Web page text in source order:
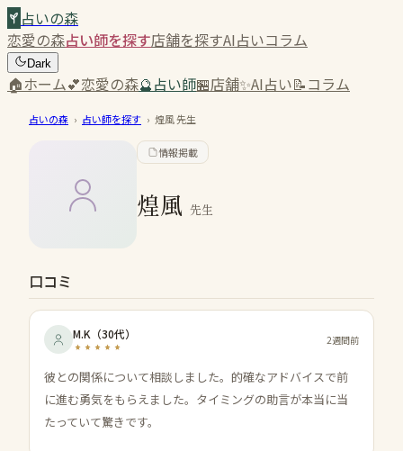
占いの森
恋愛の森占い師を探す店舗を探すAI占いコラム
Dark
🏠ホーム💕恋愛の森🔮占い師🏪店舗✨AI占い📝コラム
占いの森 › 占い師を探す › 煌風先生
情報掲載
煌風 先生
口コミ
M.K （30代） 2週間前
彼との関係について相談しました。的確なアドバイスで前
に進む勇気をもらえました。タイミングの助言が本当に当
たっていて驚きです。